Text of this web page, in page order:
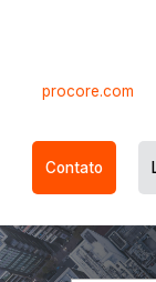
procore.com
Contato